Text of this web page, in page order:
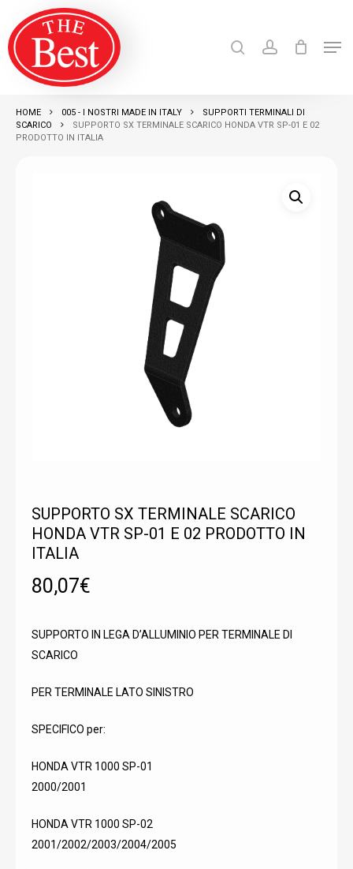
main
content
Products
search
HOME 005 - I NOSTRI MADE IN ITALY
SUPPORTI TERMINALI DI
SCARICO
SUPPORTO SX TERMINALE SCARICO HONDA VTR SP-01 E 02
PRODOTTO IN ITALIA
SUPPORTO SX TERMINALE SCARICO
HONDA VTR SP-01 E 02 PRODOTTO IN
ITALIA
80,07€
SUPPORTO IN LEGA D’ALLUMINIO PER TERMINALE DI
SCARICO
PER TERMINALE LATO SINISTRO
SPECIFICO per:
HONDA VTR 1000 SP-01
2000/2001
HONDA VTR 1000 SP-02
2001/2002/2003/2004/2005
Close